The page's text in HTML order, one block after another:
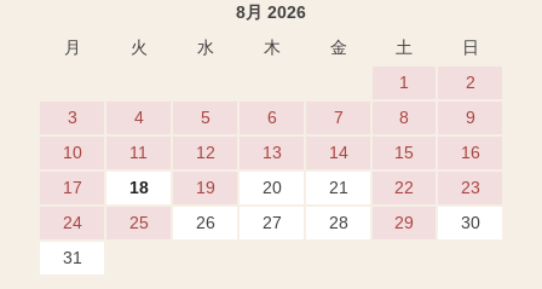
8月 2026
月
火 水 木 金 土
日
1
2
3
4 5 6 7 8
9
10
11 12 13 14 15
16
17
18 19 20 21 22
23
24
25 26 27 28 29
30
31